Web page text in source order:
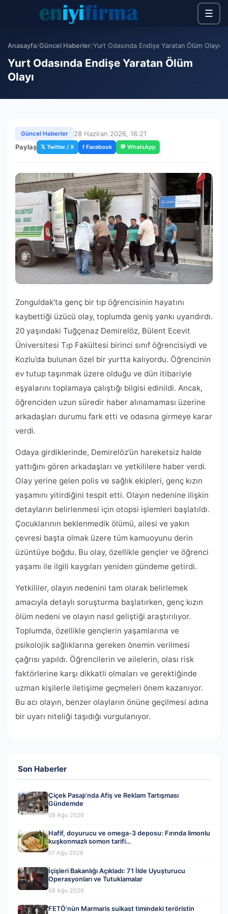
☰
Anasayfa/Güncel Haberler/Yurt Odasında Endişe Yaratan Ölüm Olayı
Yurt Odasında Endişe Yaratan Ölüm
Olayı
Güncel Haberler
28 Haziran 2026, 16:21
Paylaş 𝕏 Twitter / X f Facebook 💬 WhatsApp
Zonguldak’ta genç bir tıp öğrencisinin hayatını
kaybettiği üzücü olay, toplumda geniş yankı uyandırdı.
20 yaşındaki Tuğçenaz Demirelöz, Bülent Ecevit
Üniversitesi Tıp Fakültesi birinci sınıf öğrencisiydi ve
Kozlu’da bulunan özel bir yurtta kalıyordu. Öğrencinin
ev tutup taşınmak üzere olduğu ve dün itibariyle
eşyalarını toplamaya çalıştığı bilgisi edinildi. Ancak,
öğrenciden uzun süredir haber alınamaması üzerine
arkadaşları durumu fark etti ve odasına girmeye karar
verdi.
Odaya girdiklerinde, Demirelöz’ün hareketsiz halde
yattığını gören arkadaşları ve yetkililere haber verdi.
Olay yerine gelen polis ve sağlık ekipleri, genç kızın
yaşamını yitirdiğini tespit etti. Olayın nedenine ilişkin
detayların belirlenmesi için otopsi işlemleri başlatıldı.
Çocuklarının beklenmedik ölümü, ailesi ve yakın
çevresi başta olmak üzere tüm kamuoyunu derin
üzüntüye boğdu. Bu olay, özellikle gençler ve öğrenci
yaşamı ile ilgili kaygıları yeniden gündeme getirdi.
Yetkililer, olayın nedenini tam olarak belirlemek
amacıyla detaylı soruşturma başlatırken, genç kızın
ölüm nedeni ve olayın nasıl geliştiği araştırılıyor.
Toplumda, özellikle gençlerin yaşamlarına ve
psikolojik sağlıklarına gereken önemin verilmesi
çağrısı yapıldı. Öğrencilerin ve ailelerin, olası risk
faktörlerine karşı dikkatli olmaları ve gerektiğinde
uzman kişilerle iletişime geçmeleri önem kazanıyor.
Bu acı olayın, benzer olayların önüne geçilmesi adına
bir uyarı niteliği taşıdığı vurgulanıyor.
Son Haberler
Çiçek Pasajı’nda Afiş ve Reklam Tartışması
Gündemde
08 Ağu 2026
Hafif, doyurucu ve omega-3 deposu: Fırında limonlu
kuşkonmazlı somon tarifi…
07 Ağu 2026
İçişleri Bakanlığı Açıkladı: 71 İlde Uyuşturucu
Operasyonları ve Tutuklamalar
06 Ağu 2026
FETÖ’nün Marmaris suikast timindeki teröristin